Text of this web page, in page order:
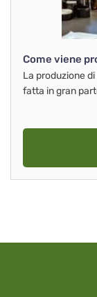
Come viene
La produzione
fatta in gran